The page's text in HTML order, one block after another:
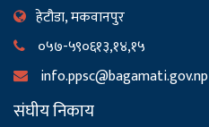
हेटौडा, मकवानपुर
०५७-५९०६१३,१४,१५
info.ppsc@bagamati.gov.np
संघीय निकाय